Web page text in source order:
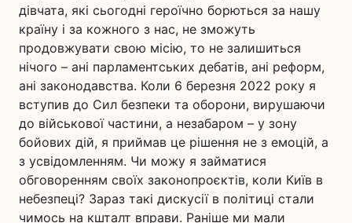
дівчата, які сьогодні героїчно борються за нашу
країну і за кожного з нас, не зможуть
продовжувати свою місію, то не залишиться
нічого – ані парламентських дебатів, ані реформ,
ані законодавства. Коли 6 березня 2022 року я
вступив до Сил безпеки та оборони, вирушаючи
до військової частини, а незабаром – у зону
бойових дій, я приймав це рішення не з емоцій, а
з усвідомленням. Чи можу я займатися
обговоренням своїх законопроєктів, коли Київ в
небезпеці? Зараз такі дискусії в політиці стали
чимось на кшталт вправи. Раніше ми мали